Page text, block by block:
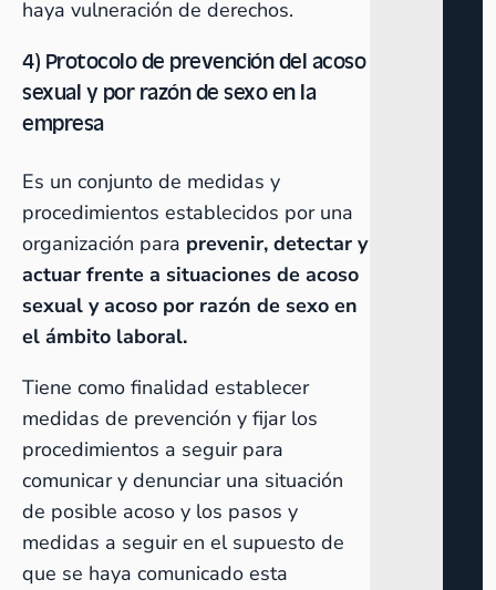
haya vulneración de derechos.
4) Protocolo de prevención del acoso
sexual y por razón de sexo en la
empresa
Es un conjunto de medidas y
procedimientos establecidos por una
organización para prevenir, detectar y
actuar frente a situaciones de acoso
sexual y acoso por razón de sexo en
el ámbito laboral.
Tiene como finalidad establecer
medidas de prevención y fijar los
procedimientos a seguir para
comunicar y denunciar una situación
de posible acoso y los pasos y
medidas a seguir en el supuesto de
que se haya comunicado esta